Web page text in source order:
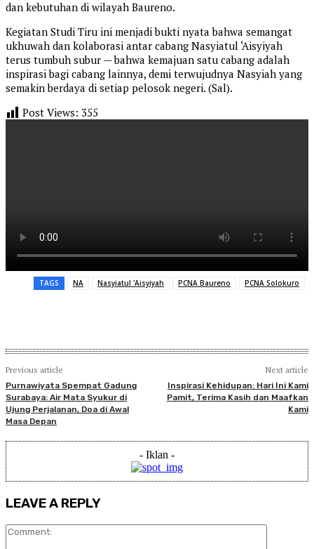
dan kebutuhan di wilayah Baureno.
Kegiatan Studi Tiru ini menjadi bukti nyata bahwa semangat
ukhuwah dan kolaborasi antar cabang Nasyiatul ‘Aisyiyah
terus tumbuh subur — bahwa kemajuan satu cabang adalah
inspirasi bagi cabang lainnya, demi terwujudnya Nasyiah yang
semakin berdaya di setiap pelosok negeri. (Sal).
Post Views: 355
TAGS NA Nasyiatul 'Aisyiyah PCNA Baureno PCNA Solokuro
Previous article
Purnawiyata Spempat Gadung
Surabaya: Air Mata Syukur di
Ujung Perjalanan, Doa di Awal
Masa Depan
Next article
Inspirasi Kehidupan: Hari Ini Kami
Pamit, Terima Kasih dan Maafkan
Kami
- Iklan -
LEAVE A REPLY